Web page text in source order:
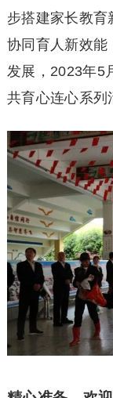
步搭建家长教
协同育人新效能
发展，2023年5
共育心连心系列